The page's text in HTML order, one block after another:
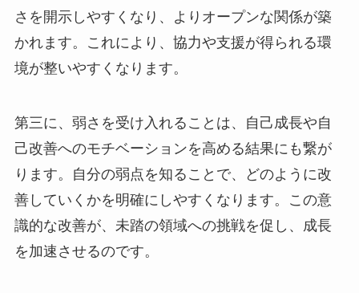
さを開示しやすくなり、よりオープンな関係が築
かれます。これにより、協力や支援が得られる環
境が整いやすくなります。
第三に、弱さを受け入れることは、自己成長や自
己改善へのモチベーションを高める結果にも繋が
ります。自分の弱点を知ることで、どのように改
善していくかを明確にしやすくなります。この意
識的な改善が、未踏の領域への挑戦を促し、成長
を加速させるのです。